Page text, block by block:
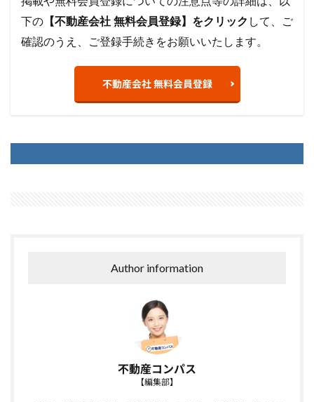
下の 【不動産会社 無料会員登録】をクリック して、ご
確認のうえ、ご登録手続きをお願いいたします。
不動産会社 無料会員登録
Author information
不動産コンパス
【編集部】